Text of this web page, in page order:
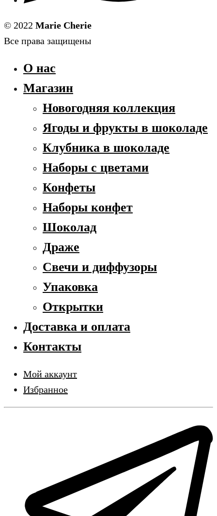
© 2022 Marie Cherie
Все права защищены
О нас
Магазин
Новогодняя коллекция
Ягоды и фрукты в шоколаде
Клубника в шоколаде
Наборы с цветами
Конфеты
Наборы конфет
Шоколад
Драже
Свечи и диффузоры
Упаковка
Открытки
Доставка и оплата
Контакты
Мой аккаунт
Избранное